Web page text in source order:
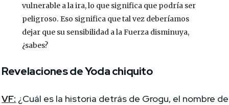
vulnerable a la ira, lo que significa que podría ser
peligroso. Eso significa que tal vez deberíamos
dejar que su sensibilidad a la Fuerza disminuya,
¿sabes?
Revelaciones de Yoda chiquito
VF: ¿Cuál es la historia detrás de Grogu, el nombre de